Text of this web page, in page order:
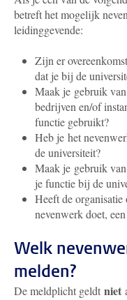
betreft het mogelijk
leidinggevende:
Zijn er
dat je bij de
Maak je gebruik
bedrijven en/of
functie gebruikt?
Heb je het
de universiteit?
Maak je gebruik
je functie bij de
Heeft de
nevenwerk doet,
Welk
melden?
De meldplicht geldt niet